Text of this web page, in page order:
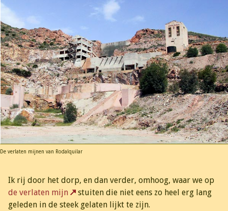
De verlaten mijnen van Rodalquilar
Ik rij door het dorp, en dan verder, omhoog, waar we op
de verlaten mijn
stuiten die niet eens zo heel erg lang
geleden in de steek gelaten lijkt te zijn.